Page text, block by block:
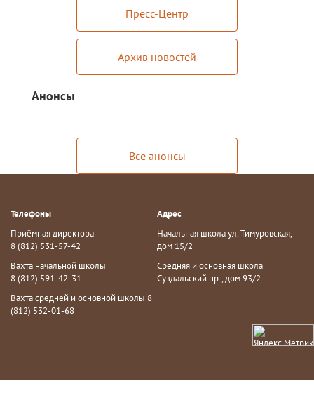
Пресс-Центр
Архив новостей
Анонсы
Все анонсы
Телефоны
Приёмная директора
8 (812) 531-57-42
Вахта начальной школы
8 (812) 591-42-31
Вахта средней и основной школы 8
(812) 532-01-68
Адрес
Начальная школа ул. Тимуровская,
дом 15/2
Средняя и основная школа
Суздальский пр., дом 93/2.